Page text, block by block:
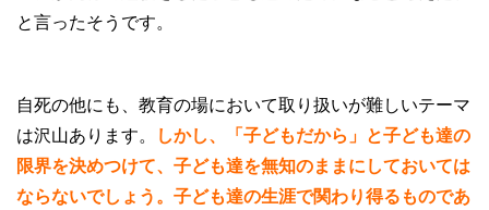
と言ったそうです。
自死の他にも、教育の場において取り扱いが難しいテーマ
は沢山あります。
しかし、「子どもだから」と子ども達の
限界を決めつけて、子ども達を無知のままにしておいては
ならないでしょう。子ども達の生涯で関わり得るものであ